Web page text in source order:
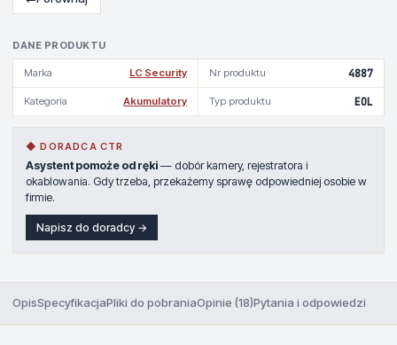
DANE PRODUKTU
Marka LC Security Nr produktu 4887
Kategoria Akumulatory Typ produktu EOL
◆ DORADCA CTR
Asystent pomoże od ręki — dobór kamery, rejestratora i
okablowania. Gdy trzeba, przekażemy sprawę odpowiedniej osobie w
firmie.
Napisz do doradcy →
OpisSpecyfikacjaPliki do pobraniaOpinie (18)Pytania i odpowiedzi